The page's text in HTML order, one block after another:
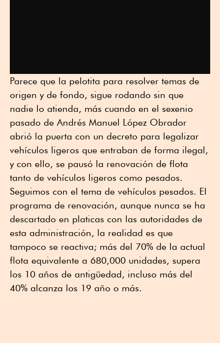
Parece que la pelotita para resolver temas de
origen y de fondo, sigue rodando sin que
nadie lo atienda, más cuando en el sexenio
pasado de Andrés Manuel López Obrador
abrió la puerta con un decreto para legalizar
vehículos ligeros que entraban de forma ilegal,
y con ello, se pausó la renovación de flota
tanto de vehículos ligeros como pesados.
Seguimos con el tema de vehículos pesados. El
programa de renovación, aunque nunca se ha
descartado en platicas con las autoridades de
esta administración, la realidad es que
tampoco se reactiva; más del 70% de la actual
flota equivalente a 680,000 unidades, supera
los 10 años de antigüedad, incluso más del
40% alcanza los 19 año o más.